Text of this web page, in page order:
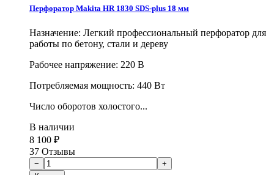
Перфоратор Makita HR 1830 SDS-plus 18 мм
Назначение: Легкий профессиональный перфоратор для
работы по бетону, стали и дереву
Рабочее напряжение: 220 В
Потребляемая мощность: 440 Вт
Число оборотов холостого...
В наличии
8 100 ₽
37 Отзывы